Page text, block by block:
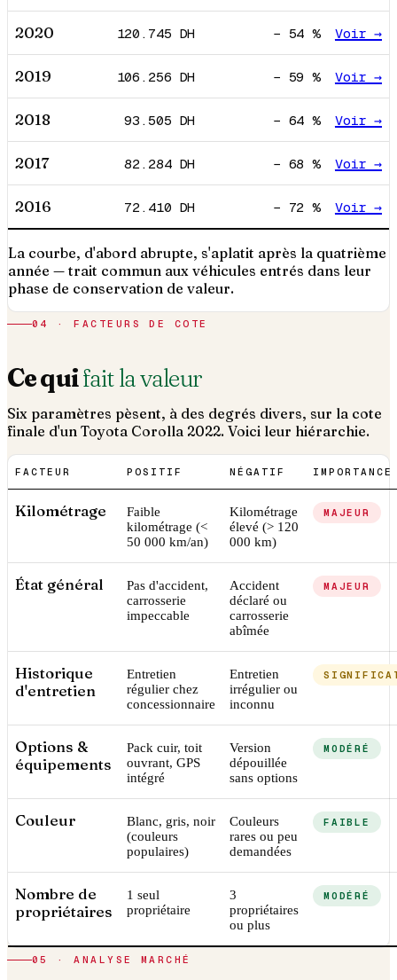
2020 120.745 DH − 54 % Voir →
2019 106.256 DH − 59 % Voir →
2018 93.505 DH − 64 % Voir →
2017 82.284DH − 68 % Voir →
2016 72.410 DH − 72 % Voir →
La courbe, d'abord abrupte, s'aplatit après la quatrième
année — trait commun aux véhicules entrés dans leur
phase de conservation de valeur.
04 · FACTEURS DE COTE
Ce quifait la valeur
Six paramètres pèsent, à des degrés divers, sur la cote
finale d'un Toyota Corolla 2022. Voici leur hiérarchie.
FACTEUR POSITIF NÉGATIF IMPORTANCE
Kilométrage
Faible
kilométrage (<
50 000 km/an)
Kilométrage
élevé (> 120
000 km)
MAJEUR
État général
Pas d'accident,
carrosserie
impeccable
Accident
déclaré ou
carrosserie
abîmée
MAJEUR
Historique
d'entretien
Entretien
régulier chez
concessionnaire
Entretien
irrégulier ou
inconnu
Options &
équipements
Pack cuir, toit
ouvrant, GPS
intégré
Version
dépouillée
sans options
MODÉRÉ
Couleur
Blanc, gris, noir
(couleurs
populaires)
Couleurs
rares ou peu
demandées
FAIBLE
Nombre de
propriétaires
1 seul
propriétaire
3
propriétaires
ou plus
MODÉRÉ
05 · ANALYSE MARCHÉ